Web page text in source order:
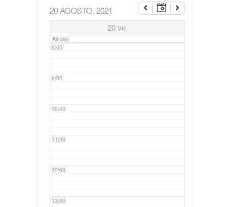
20 AGOSTO, 2021
20 Vie
All-day
7:00
8:00
9:00
10:00
11:00
12:00
13:00